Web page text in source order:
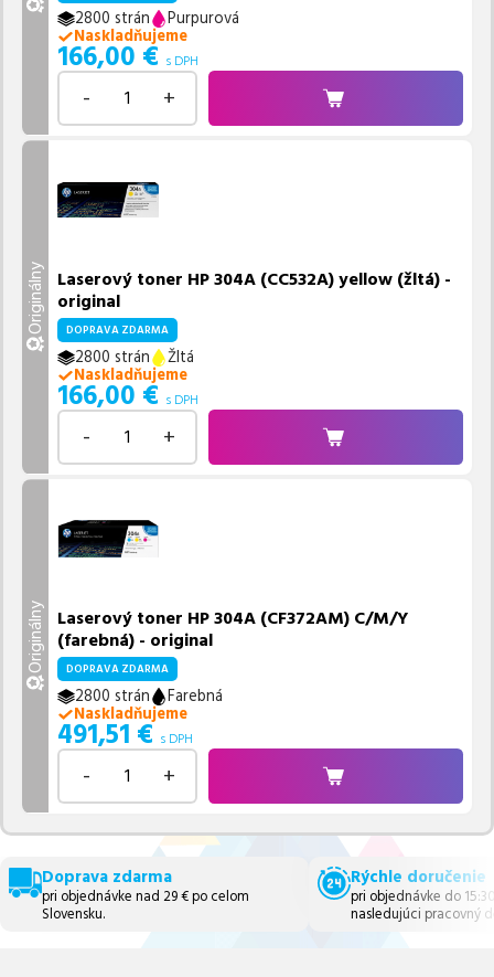
2800 strán
Purpurová
Naskladňujeme
166,00 € s DPH
- +
Originálny Laserový toner HP 304A (CC532A) yellow (žltá) -
original
DOPRAVA ZDARMA
2800 strán
Žltá
Naskladňujeme
166,00 € s DPH
- +
Originálny Laserový toner HP 304A (CF372AM) C/M/Y
(farebná) - original
DOPRAVA ZDARMA
2800 strán
Farebná
Naskladňujeme
491,51 € s DPH
- +
Doprava zdarma
pri objednávke nad 29 € po celom
Slovensku.
Rýchle doručenie
pri objednávke do
nasledujúci pracovný